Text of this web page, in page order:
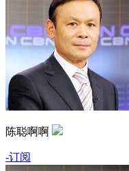
陈聪啊啊
-订阅